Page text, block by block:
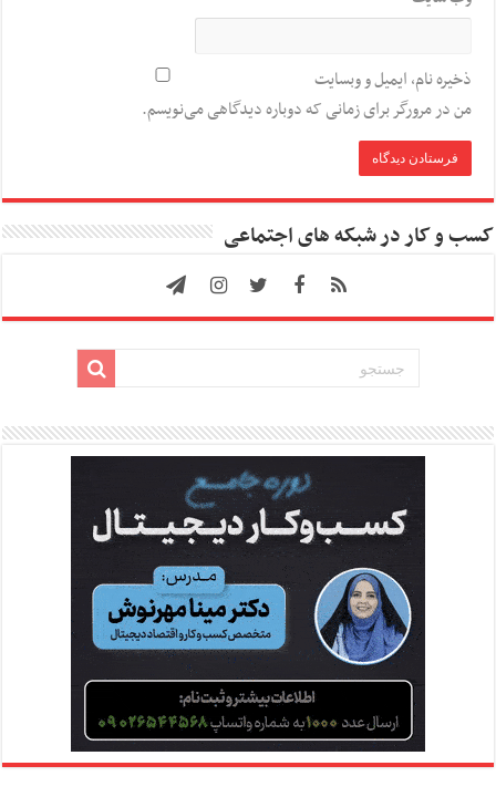
ذخیره نام، ایمیل و وبسایت
من در مرورگر برای زمانی که دوباره دیدگاهی می‌نویسم.
کسب و کار در شبکه های اجتماعی